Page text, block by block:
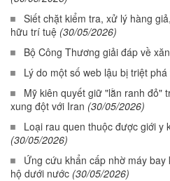
Siết chặt kiểm tra, xử lý hàng
hữu trí tuệ (30/05/2026)
Bộ Công Thương giải đáp về
Lý do một số web lậu bị triệt
Mỹ kiên quyết giữ "lằn ranh đỏ"
xung đột với Iran (30/05/2026)
Loại rau quen thuộc được giới
(30/05/2026)
Ứng cứu khẩn cấp nhờ máy
hộ dưới nước (30/05/2026)